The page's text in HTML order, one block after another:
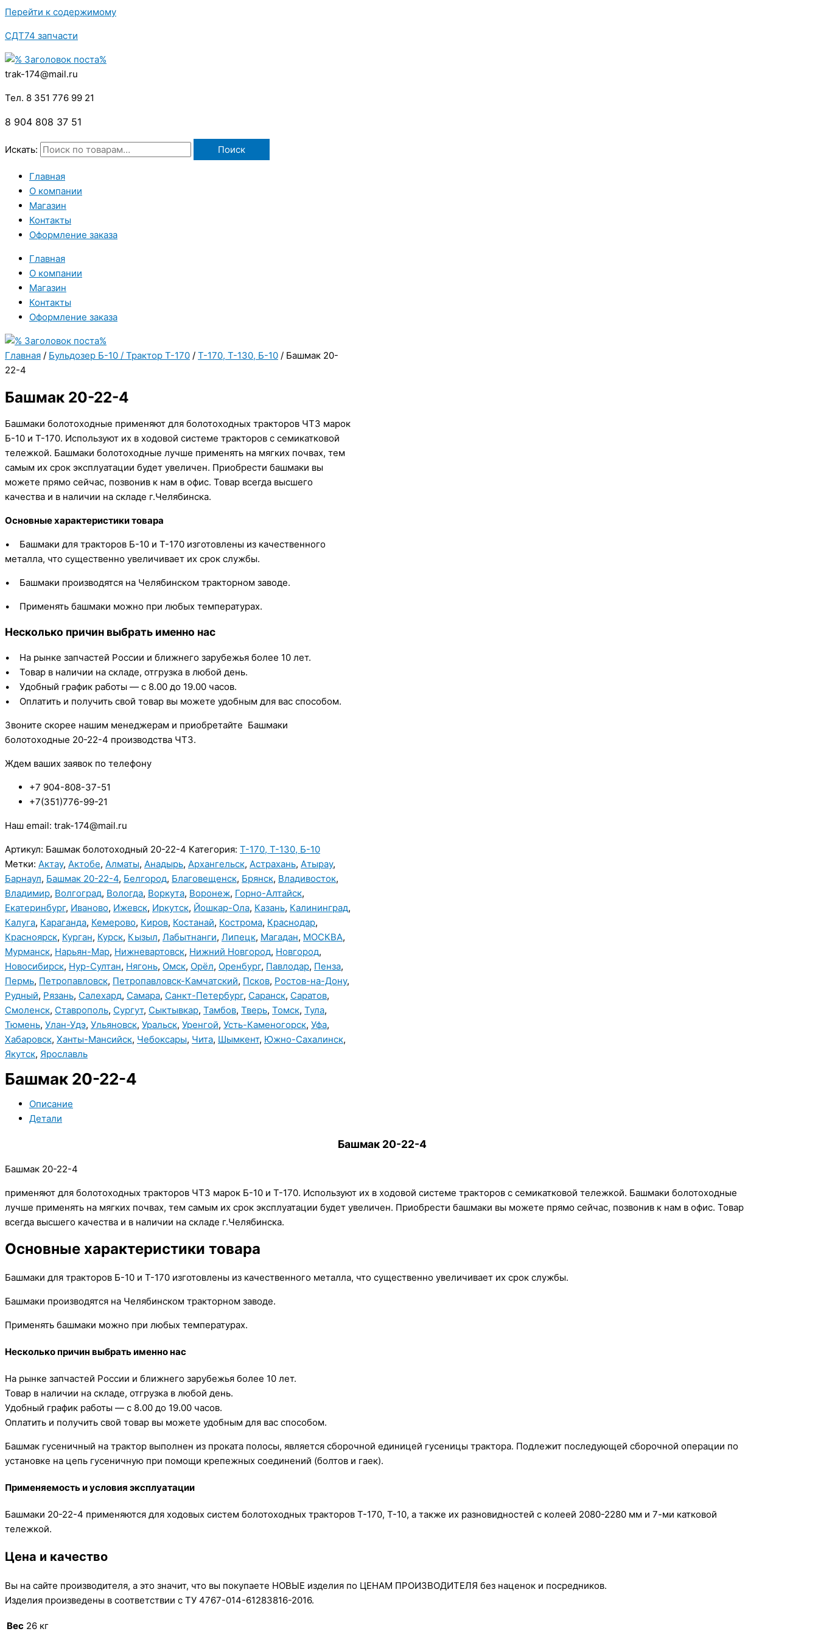
Перейти к содержимому
СДТ74 запчасти
trak-174@mail.ru
Тел. 8 351 776 99 21
8 904 808 37 51
Искать: Поиск
Главная
О компании
Магазин
Контакты
Оформление заказа
Главная
О компании
Магазин
Контакты
Оформление заказа
Главная / Бульдозер Б-10 / Трактор Т-170 / Т-170, Т-130, Б-10 / Башмак 20-
22-4
Башмак 20-22-4
Башмаки болотоходные применяют для болотоходных тракторов ЧТЗ марок
Б-10 и Т-170. Используют их в ходовой системе тракторов с семикатковой
тележкой. Башмаки болотоходные лучше применять на мягких почвах, тем
самым их срок эксплуатации будет увеличен. Приобрести башмаки вы
можете прямо сейчас, позвонив к нам в офис. Товар всегда высшего
качества и в наличии на складе г.Челябинска.
Основные характеристики товара
• Башмаки для тракторов Б-10 и Т-170 изготовлены из качественного
металла, что существенно увеличивает их срок службы.
• Башмаки производятся на Челябинском тракторном заводе.
• Применять башмаки можно при любых температурах.
Несколько причин выбрать именно нас
• На рынке запчастей России и ближнего зарубежья более 10 лет.
• Товар в наличии на складе, отгрузка в любой день.
• Удобный график работы — с 8.00 до 19.00 часов.
• Оплатить и получить свой товар вы можете удобным для вас способом.
Звоните скорее нашим менеджерам и приобретайте Башмаки
болотоходные 20-22-4 производства ЧТЗ.
Ждем ваших заявок по телефону
+7 904-808-37-51
+7(351)776-99-21
Наш email: trak-174@mail.ru
Артикул: Башмак болотоходный 20-22-4 Категория: Т-170, Т-130, Б-10
Метки: Актау, Актобе, Алматы, Анадырь, Архангельск, Астрахань, Атырау,
Барнаул, Башмак 20-22-4, Белгород, Благовещенск, Брянск, Владивосток,
Владимир, Волгоград, Вологда, Воркута, Воронеж, Горно-Алтайск,
Екатеринбург, Иваново, Ижевск, Иркутск, Йошкар-Ола, Казань, Калининград,
Калуга, Караганда, Кемерово, Киров, Костанай, Кострома, Краснодар,
Красноярск, Курган, Курск, Кызыл, Лабытнанги, Липецк, Магадан, МОСКВА,
Мурманск, Нарьян-Мар, Нижневартовск, Нижний Новгород, Новгород,
Новосибирск, Нур-Султан, Нягонь, Омск, Орёл, Оренбург, Павлодар, Пенза,
Пермь, Петропавловск, Петропавловск-Камчатский, Псков, Ростов-на-Дону,
Рудный, Рязань, Салехард, Самара, Санкт-Петербург, Саранск, Саратов,
Смоленск, Ставрополь, Сургут, Сыктывкар, Тамбов, Тверь, Томск, Тула,
Тюмень, Улан-Удэ, Ульяновск, Уральск, Уренгой, Усть-Каменогорск, Уфа,
Хабаровск, Ханты-Мансийск, Чебоксары, Чита, Шымкент, Южно-Сахалинск,
Якутск, Ярославль
Башмак 20-22-4
Описание
Детали
Башмак 20-22-4
Башмак 20-22-4
применяют для болотоходных тракторов ЧТЗ марок Б-10 и Т-170. Используют их в ходовой системе тракторов с семикатковой тележкой. Башмаки болотоходные
лучше применять на мягких почвах, тем самым их срок эксплуатации будет увеличен. Приобрести башмаки вы можете прямо сейчас, позвонив к нам в офис. Товар
всегда высшего качества и в наличии на складе г.Челябинска.
Основные характеристики товара
Башмаки для тракторов Б-10 и Т-170 изготовлены из качественного металла, что существенно увеличивает их срок службы.
Башмаки производятся на Челябинском тракторном заводе.
Применять башмаки можно при любых температурах.
Несколько причин выбрать именно нас
На рынке запчастей России и ближнего зарубежья более 10 лет.
Товар в наличии на складе, отгрузка в любой день.
Удобный график работы — с 8.00 до 19.00 часов.
Оплатить и получить свой товар вы можете удобным для вас способом.
Башмак гусеничный на трактор выполнен из проката полосы, является сборочной единицей гусеницы трактора. Подлежит последующей сборочной операции по
установке на цепь гусеничную при помощи крепежных соединений (болтов и гаек).
Применяемость и условия эксплуатации
Башмаки 20-22-4 применяются для ходовых систем болотоходных тракторов Т-170, Т-10, а также их разновидностей с колеей 2080-2280 мм и 7-ми катковой
тележкой.
Цена и качество
Вы на сайте производителя, а это значит, что вы покупаете НОВЫЕ изделия по ЦЕНАМ ПРОИЗВОДИТЕЛЯ без наценок и посредников.
Изделия произведены в соответствии с ТУ 4767-014-61283816-2016.
Вес 26 кг